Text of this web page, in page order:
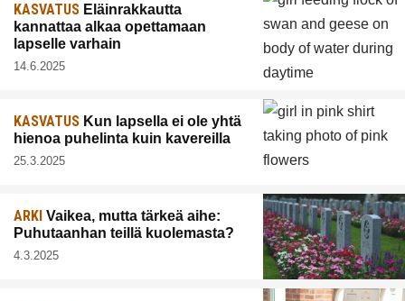
KASVATUS Eläinrakkautta
kannattaa alkaa opettamaan
lapselle varhain
14.6.2025
KASVATUS Kun lapsella ei ole yhtä
hienoa puhelinta kuin kavereilla
25.3.2025
ARKI Vaikea, mutta tärkeä aihe:
Puhutaanhan teillä kuolemasta?
4.3.2025